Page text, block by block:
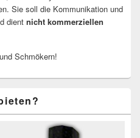
Sie soll die Kommunikation und
dient nicht kommerziellen
Schmökern!